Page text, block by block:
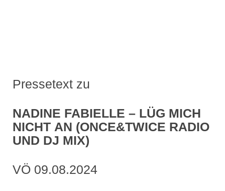
Pressetext zu
NADINE FABIELLE – LÜG MICH
NICHT AN (ONCE&TWICE RADIO
UND DJ MIX)
VÖ 09.08.2024